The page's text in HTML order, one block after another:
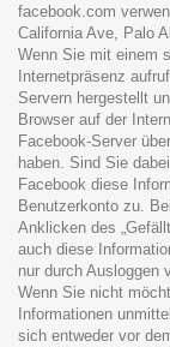
facebook.com
California Ave, Palo
Wenn Sie mit einem
Internetpräsenz
Servern hergestellt
Browser auf der
Facebook-Server
haben. Sind Sie
Facebook diese
Benutzerkonto zu.
Anklicken des
auch diese
nur durch Ausloggen
Wenn Sie nicht
Informationen
sich entweder vor